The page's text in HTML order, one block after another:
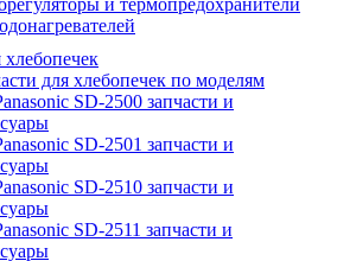
и термопредохранители
хлебопечек
для хлебопечек по моделям
SD-2500 запчасти и
SD-2501 запчасти и
SD-2510 запчасти и
SD-2511 запчасти и